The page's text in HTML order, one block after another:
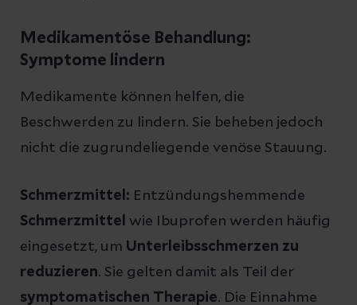
Medikamentöse Behandlung:
Symptome lindern
Medikamente können helfen, die
Beschwerden zu lindern. Sie beheben jedoch
nicht die zugrundeliegende venöse Stauung.
Schmerzmittel: Entzündungshemmende
Schmerzmittel
wie Ibuprofen werden häufig
eingesetzt, um Unterleibsschmerzen zu
reduzieren. Sie gelten damit als Teil der
symptomatischen Therapie. Die Einnahme